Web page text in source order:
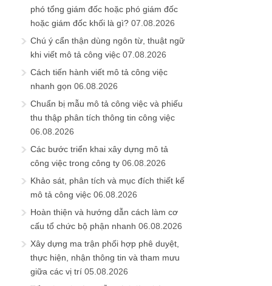
phó tổng giám đốc hoặc phó giám đốc
hoặc giám đốc khối là gì? 07.08.2026
Chú ý cẩn thận dùng ngôn từ, thuật ngữ
khi viết mô tả công việc 07.08.2026
Cách tiến hành viết mô tả công việc
nhanh gọn 06.08.2026
Chuẩn bị mẫu mô tả công việc và phiếu
thu thập phân tích thông tin công việc
06.08.2026
Các bước triển khai xây dựng mô tả
công việc trong công ty 06.08.2026
Khảo sát, phân tích và mục đích thiết kế
mô tả công việc 06.08.2026
Hoàn thiện và hướng dẫn cách làm cơ
cấu tổ chức bộ phận nhanh 06.08.2026
Xây dựng ma trận phối hợp phê duyệt,
thực hiện, nhận thông tin và tham mưu
giữa các vị trí 05.08.2026